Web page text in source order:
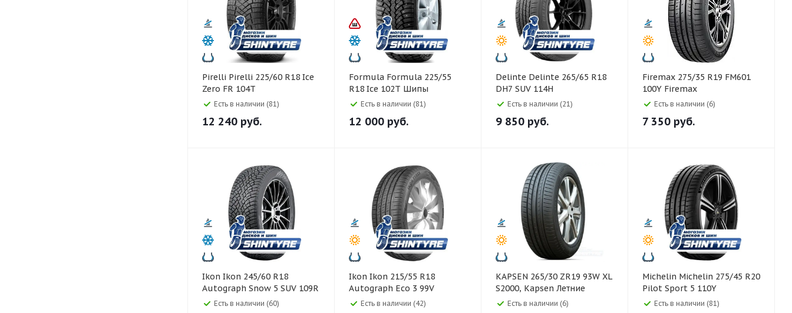
Pirelli Pirelli 225/60 R18 Ice
Zero FR 104T
Есть в наличии (81)
12 240 руб.
Formula Formula 225/55
R18 Ice 102T Шипы
Есть в наличии (81)
12 000 руб.
Delinte Delinte 265/65 R18
DH7 SUV 114H
Есть в наличии (21)
9 850 руб.
Firemax 275/35 R19 FM601
100Y Firemax
Есть в наличии (6)
7 350 руб.
Ikon Ikon 245/60 R18
Autograph Snow 5 SUV 109R
Есть в наличии (60)
Ikon Ikon 215/55 R18
Autograph Eco 3 99V
Есть в наличии (42)
KAPSEN 265/30 ZR19 93W XL
S2000, Kapsen Летние
Есть в наличии (6)
Michelin Michelin 275/45 R20
Pilot Sport 5 110Y
Есть в наличии (81)